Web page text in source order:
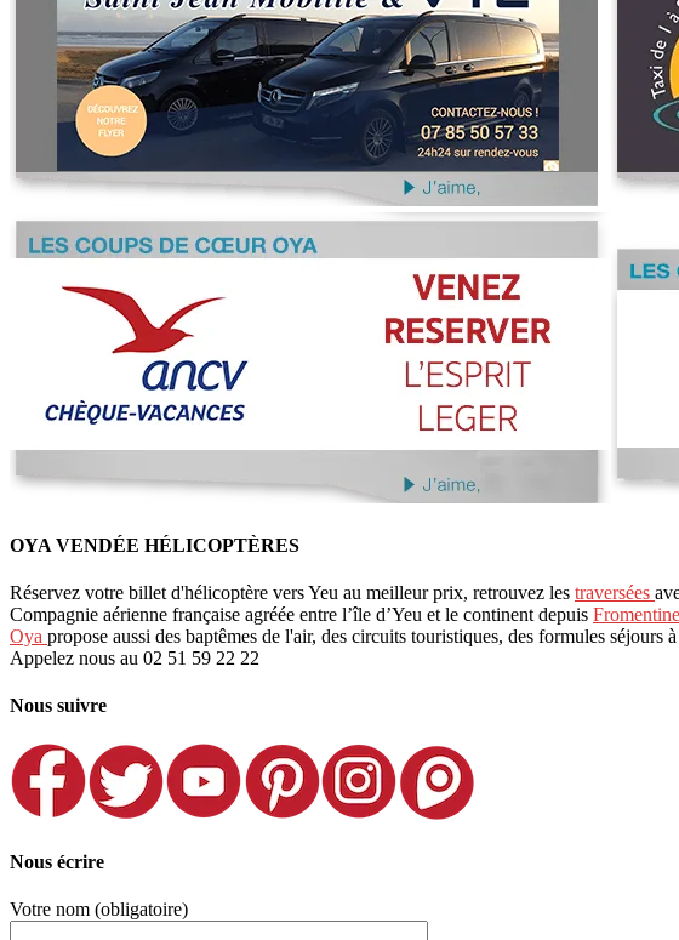
OYA VENDÉE HÉLICOPTÈRES
Réservez votre billet d'hélicoptère vers Yeu au meilleur prix, retrouvez les traversées
Compagnie aérienne française agréée entre l’île d’Yeu et le continent depuis
Oya propose aussi des baptêmes de l'air, des circuits touristiques, des formules séjours
Appelez nous au 02 51 59 22 22
Nous suivre
Nous écrire
Votre nom (obligatoire)